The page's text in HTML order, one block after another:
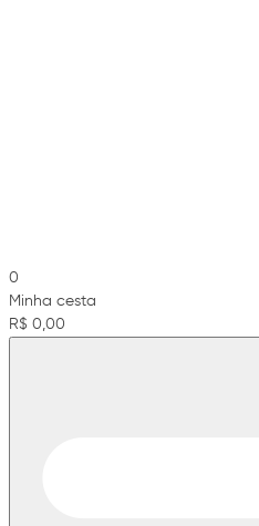
0
Minha cesta
R$ 0,00